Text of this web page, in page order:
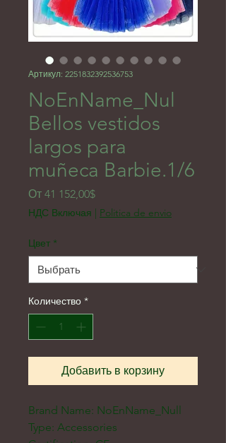
Артикул: 2251832392536753
NoEnName_Nul
Bellos vestidos
largos para
muñeca Barbie.1/6
От 41 152,00$Спеццена
НДС Включая | Politica de envio
Цвет *
Количество *
Добавить в корзину
Brand Name: NoEnName_Null
Type: Accessories